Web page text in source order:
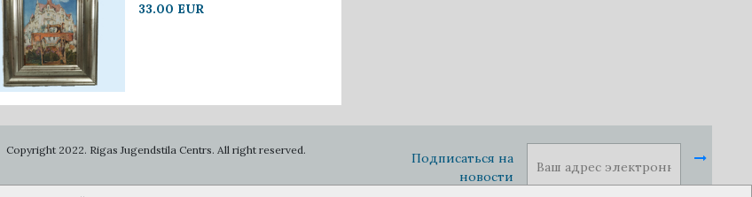
33.00 EUR
Copyright 2022. Rigas Jugendstila Centrs. All right reserved.
Подписаться на
новости